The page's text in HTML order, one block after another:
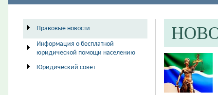
Правовые новости
Информация о бесплатной
юридической помощи населению
Юридический совет